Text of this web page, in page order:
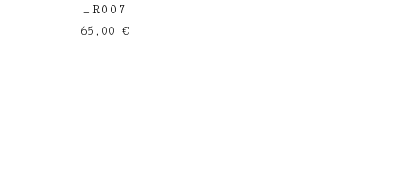
_R007
65,00 €